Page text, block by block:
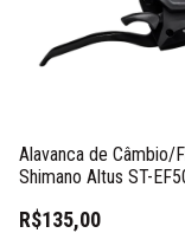
Alavanca de Câmbio/
Shimano Altus ST-
R$135,00